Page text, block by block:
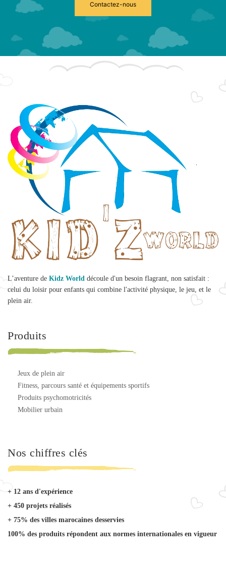
Contactez-nous
L’aventure de Kidz World découle d'un besoin flagrant, non satisfait :
celui du loisir pour enfants qui combine l'activité physique, le jeu, et le
plein air.
Produits
jeux de plein air
fitness, parcours santé et équipements sportifs
produits psychomotricités
mobilier urbain
Nos chiffres clés
+ 12 ans d'expérience
+ 450 projets réalisés
+ 75% des villes marocaines desservies
100% des produits répondent aux normes internationales en vigueur